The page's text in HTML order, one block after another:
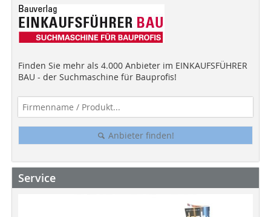
Finden Sie mehr als 4.000 Anbieter im EINKAUFSFÜHRER
BAU - der Suchmaschine für Bauprofis!
Anbieter finden!
Service